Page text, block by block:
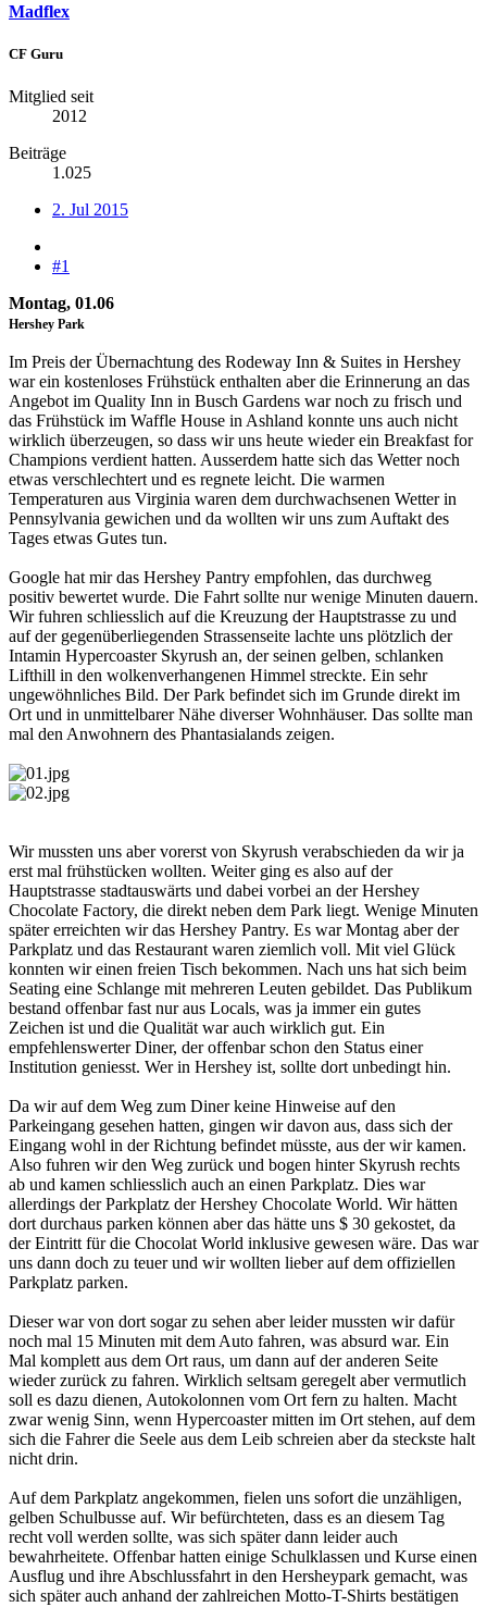
Madflex
CF Guru
Mitglied seit
2012
Beiträge
1.025
2. Jul 2015
#1
Montag, 01.06
Hershey Park
Im Preis der Übernachtung des Rodeway Inn & Suites in Hershey
war ein kostenloses Frühstück enthalten aber die Erinnerung an das
Angebot im Quality Inn in Busch Gardens war noch zu frisch und
das Frühstück im Waffle House in Ashland konnte uns auch nicht
wirklich überzeugen, so dass wir uns heute wieder ein Breakfast for
Champions verdient hatten. Ausserdem hatte sich das Wetter noch
etwas verschlechtert und es regnete leicht. Die warmen
Temperaturen aus Virginia waren dem durchwachsenen Wetter in
Pennsylvania gewichen und da wollten wir uns zum Auftakt des
Tages etwas Gutes tun.
Google hat mir das Hershey Pantry empfohlen, das durchweg
positiv bewertet wurde. Die Fahrt sollte nur wenige Minuten dauern.
Wir fuhren schliesslich auf die Kreuzung der Hauptstrasse zu und
auf der gegenüberliegenden Strassenseite lachte uns plötzlich der
Intamin Hypercoaster Skyrush an, der seinen gelben, schlanken
Lifthill in den wolkenverhangenen Himmel streckte. Ein sehr
ungewöhnliches Bild. Der Park befindet sich im Grunde direkt im
Ort und in unmittelbarer Nähe diverser Wohnhäuser. Das sollte man
mal den Anwohnern des Phantasialands zeigen.
Wir mussten uns aber vorerst von Skyrush verabschieden da wir ja
erst mal frühstücken wollten. Weiter ging es also auf der
Hauptstrasse stadtauswärts und dabei vorbei an der Hershey
Chocolate Factory, die direkt neben dem Park liegt. Wenige Minuten
später erreichten wir das Hershey Pantry. Es war Montag aber der
Parkplatz und das Restaurant waren ziemlich voll. Mit viel Glück
konnten wir einen freien Tisch bekommen. Nach uns hat sich beim
Seating eine Schlange mit mehreren Leuten gebildet. Das Publikum
bestand offenbar fast nur aus Locals, was ja immer ein gutes
Zeichen ist und die Qualität war auch wirklich gut. Ein
empfehlenswerter Diner, der offenbar schon den Status einer
Institution geniesst. Wer in Hershey ist, sollte dort unbedingt hin.
Da wir auf dem Weg zum Diner keine Hinweise auf den
Parkeingang gesehen hatten, gingen wir davon aus, dass sich der
Eingang wohl in der Richtung befindet müsste, aus der wir kamen.
Also fuhren wir den Weg zurück und bogen hinter Skyrush rechts
ab und kamen schliesslich auch an einen Parkplatz. Dies war
allerdings der Parkplatz der Hershey Chocolate World. Wir hätten
dort durchaus parken können aber das hätte uns $ 30 gekostet, da
der Eintritt für die Chocolat World inklusive gewesen wäre. Das war
uns dann doch zu teuer und wir wollten lieber auf dem offiziellen
Parkplatz parken.
Dieser war von dort sogar zu sehen aber leider mussten wir dafür
noch mal 15 Minuten mit dem Auto fahren, was absurd war. Ein
Mal komplett aus dem Ort raus, um dann auf der anderen Seite
wieder zurück zu fahren. Wirklich seltsam geregelt aber vermutlich
soll es dazu dienen, Autokolonnen vom Ort fern zu halten. Macht
zwar wenig Sinn, wenn Hypercoaster mitten im Ort stehen, auf dem
sich die Fahrer die Seele aus dem Leib schreien aber da steckste halt
nicht drin.
Auf dem Parkplatz angekommen, fielen uns sofort die unzähligen,
gelben Schulbusse auf. Wir befürchteten, dass es an diesem Tag
recht voll werden sollte, was sich später dann leider auch
bewahrheitete. Offenbar hatten einige Schulklassen und Kurse einen
Ausflug und ihre Abschlussfahrt in den Hersheypark gemacht, was
sich später auch anhand der zahlreichen Motto-T-Shirts bestätigen